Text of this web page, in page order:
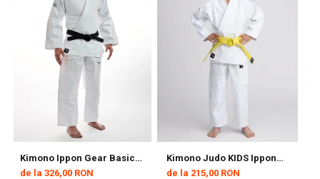
Kimono Ippon Gear Basic 2
Alb
de la 326,00 RON
Kimono Judo KIDS Ippon
Gear GI NXT Albastru
de la 215,00 RON